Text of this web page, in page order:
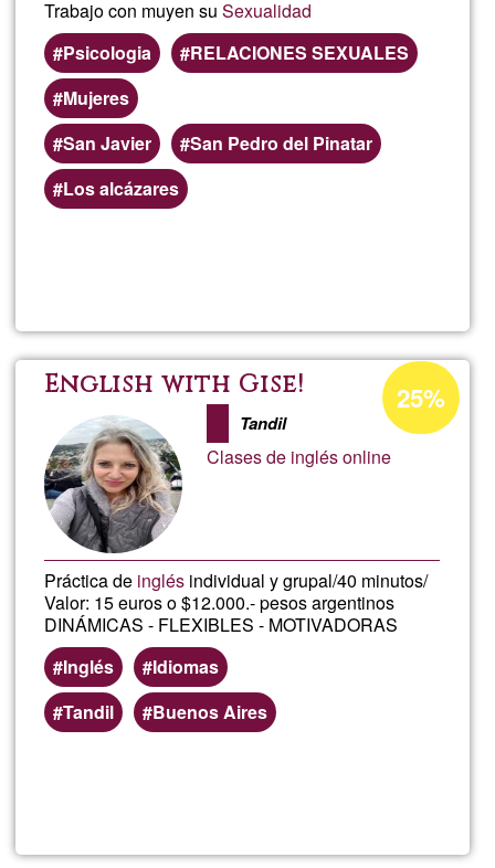
Trabajo con muyen suSexualidad
Psicologia
RELACIONES SEXUALES
Mujeres
San Javier
San Pedro del Pinatar
Los alcázares
English with Gise!
Tandil
Clases de inglés online
Práctica de inglés individual y grupal/40 minutos/
Valor: 15 euros o $12.000.- pesos argentinos
DINÁMICAS - FLEXIBLES - MOTIVADORAS
Inglés
Idiomas
Tandil
Buenos Aires
Porcentaje
de
aceptación
de
25%
English